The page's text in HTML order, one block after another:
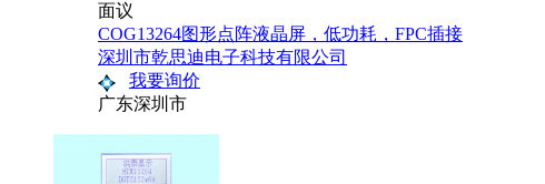
面议
COG13264图形点阵液晶屏，低功耗，FPC插接
深圳市乾思迪电子科技有限公司
我要询价
广东深圳市